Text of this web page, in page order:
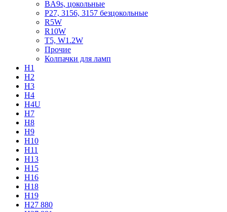
BA9s, цокольные
P27, 3156, 3157 безцокольные
R5W
R10W
T5, W1.2W
Прочие
Колпачки для ламп
H1
H2
H3
H4
H4U
H7
H8
H9
H10
H11
H13
H15
H16
H18
H19
H27 880